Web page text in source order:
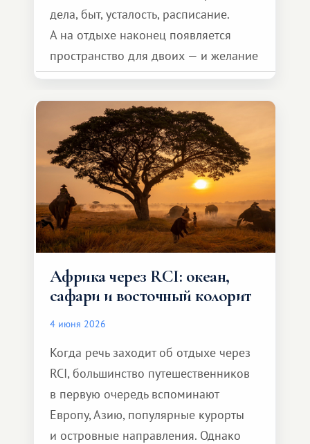
дела, быт, усталость, расписание.
А на отдыхе наконец появляется
пространство для двоих — и желание
сделать для близкого человека что-то
особенное. Не обязательно
масштабное, но тёплое
и запоминающееся :)
Африка через RCI: океан,
сафари и восточный колорит
4 июня 2026
Когда речь заходит об отдыхе через
RCI, большинство путешественников
в первую очередь вспоминают
Европу, Азию, популярные курорты
и островные направления. Однако